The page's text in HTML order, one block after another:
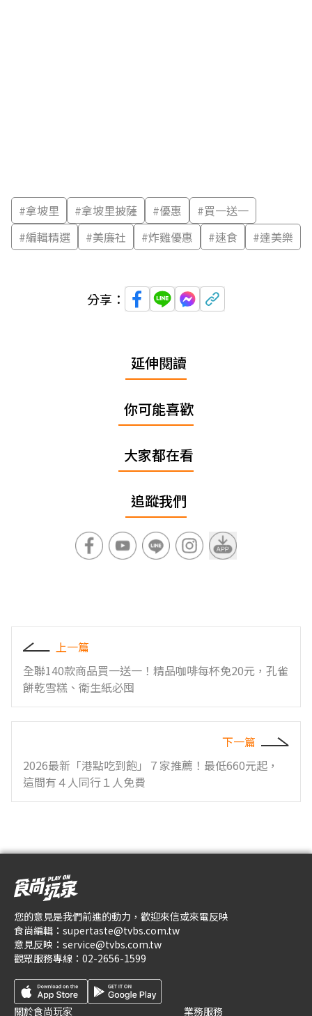
#拿坡里 #拿坡里披薩 #優惠 #買一送一
#編輯精選 #美廉社 #炸雞優惠 #速食 #達美樂
分享：
延伸閱讀
你可能喜歡
大家都在看
追蹤我們
上一篇
全聯140款商品買一送一！精品咖啡每杯免20元，孔雀
餅乾雪糕、衛生紙必囤
下一篇
2026最新「港點吃到飽」７家推薦！最低660元起，
這間有４人同行１人免費
您的意見是我們前進的動力，歡迎來信或來電反映
食尚編輯： supertaste@tvbs.com.tw
意見反映： service@tvbs.com.tw
觀眾服務專線： 02-2656-1599
關於食尚玩家 業務服務